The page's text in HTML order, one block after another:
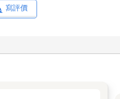
寫評價